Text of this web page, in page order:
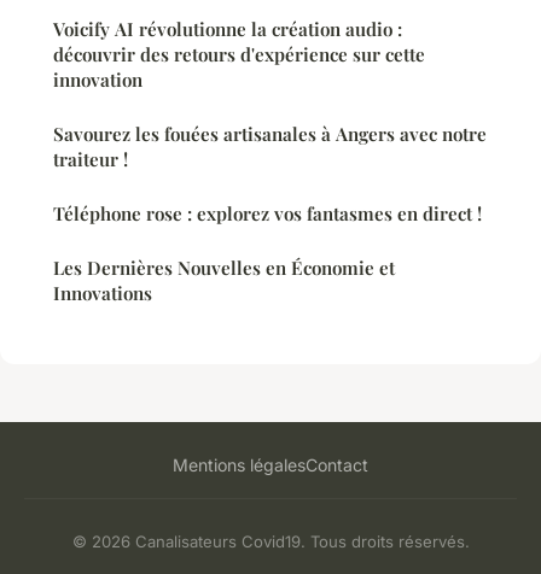
Voicify AI révolutionne la création audio :
découvrir des retours d'expérience sur cette
innovation
Savourez les fouées artisanales à Angers avec notre
traiteur !
Téléphone rose : explorez vos fantasmes en direct !
Les Dernières Nouvelles en Économie et
Innovations
Mentions légalesContact
© 2026 Canalisateurs Covid19. Tous droits réservés.